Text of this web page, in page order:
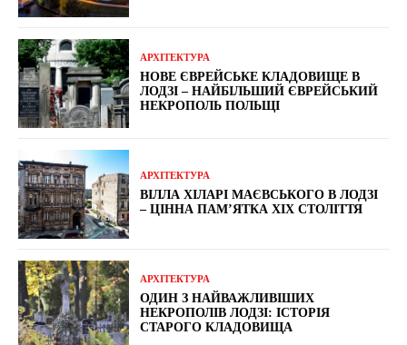
АРХІТЕКТУРА
НОВЕ ЄВРЕЙСЬКЕ КЛАДОВИЩЕ В
ЛОДЗІ – НАЙБІЛЬШИЙ ЄВРЕЙСЬКИЙ
НЕКРОПОЛЬ ПОЛЬЩІ
АРХІТЕКТУРА
ВІЛЛА ХІЛАРІ МАЄВСЬКОГО В ЛОДЗІ
– ЦІННА ПАМ’ЯТКА XIX СТОЛІТТЯ
АРХІТЕКТУРА
ОДИН З НАЙВАЖЛИВІШИХ
НЕКРОПОЛІВ ЛОДЗІ: ІСТОРІЯ
СТАРОГО КЛАДОВИЩА